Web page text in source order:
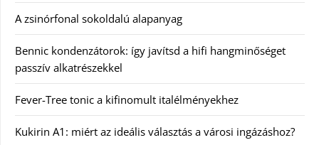
A zsinórfonal sokoldalú alapanyag
Bennic kondenzátorok: így javítsd a hifi hangminőséget
passzív alkatrészekkel
Fever-Tree tonic a kifinomult italélményekhez
Kukirin A1: miért az ideális választás a városi ingázáshoz?